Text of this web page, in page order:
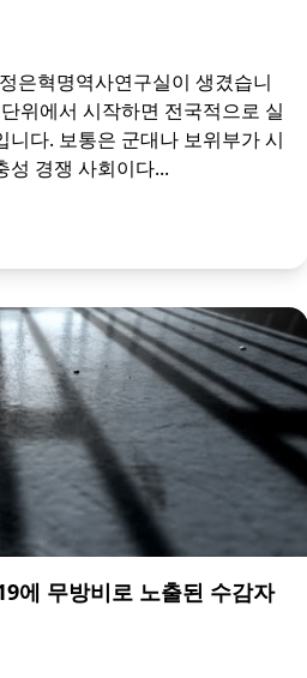
은혁명역사연구실이 생겼습니
위에서 시작하면 전국적으로 실
니다. 보통은 군대나 보위부가 시
성 경쟁 사회이다...
에 무방비로 노출된 수감자